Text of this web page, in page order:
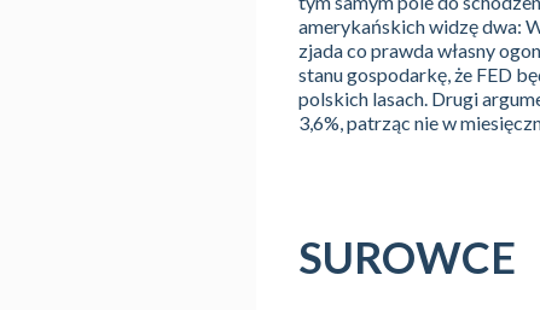
amerykańskich widzę dwa:
zjada co prawda własny
stanu gospodarkę, że FED
polskich lasach. Drugi
3,6%, patrząc nie w
SUROWCE